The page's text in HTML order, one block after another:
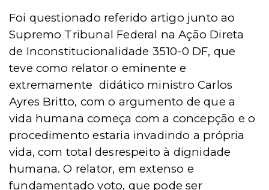
Foi questionado referido artigo junto ao
Supremo Tribunal Federal na Ação Direta
de Inconstitucionalidade 3510-0 DF, que
teve como relator o eminente e
extremamente didático ministro Carlos
Ayres Britto, com o argumento de que a
vida humana começa com a concepção e o
procedimento estaria invadindo a própria
vida, com total desrespeito à dignidade
humana. O relator, em extenso e
fundamentado voto, que pode ser